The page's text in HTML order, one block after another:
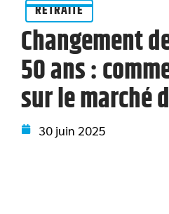
RETRAITE
Changement
50 ans :
sur le marché
30 juin 2025